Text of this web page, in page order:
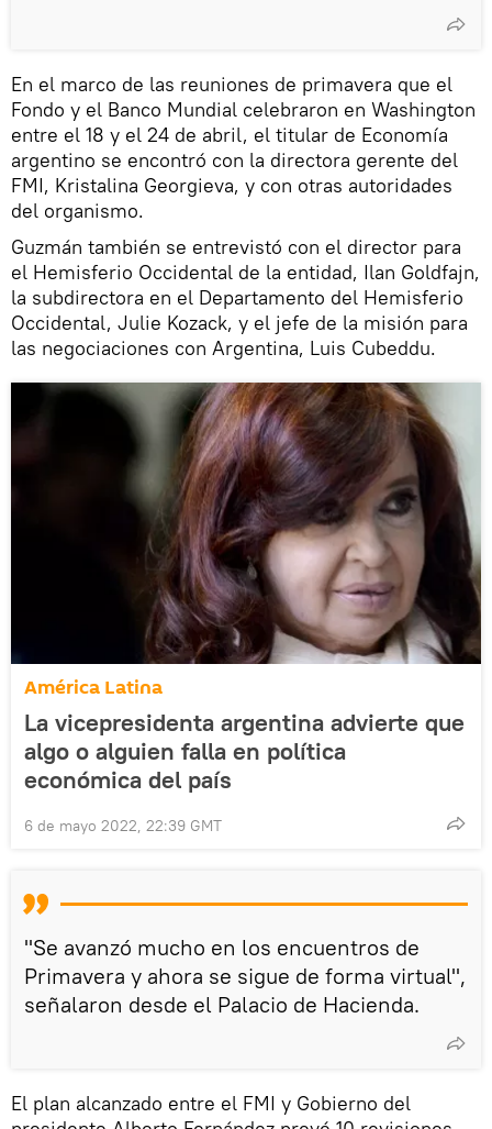
En el marco de las reuniones de primavera que el
Fondo y el Banco Mundial celebraron en Washington
entre el 18 y el 24 de abril, el titular de Economía
argentino se encontró con la directora gerente del
FMI, Kristalina Georgieva, y con otras autoridades
del organismo.
Guzmán también se entrevistó con el director para
el Hemisferio Occidental de la entidad, Ilan Goldfajn,
la subdirectora en el Departamento del Hemisferio
Occidental, Julie Kozack, y el jefe de la misión para
las negociaciones con Argentina, Luis Cubeddu.
América Latina
La vicepresidenta argentina advierte que
algo o alguien falla en política
económica del país
6 de mayo 2022, 22:39 GMT
"Se avanzó mucho en los encuentros de
Primavera y ahora se sigue de forma virtual",
señalaron desde el Palacio de Hacienda.
El plan alcanzado entre el FMI y Gobierno del